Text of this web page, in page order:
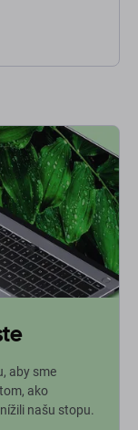
aby sme
ako
našu stopu.